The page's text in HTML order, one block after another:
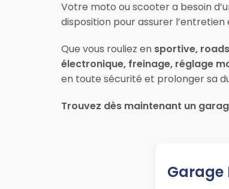
Votre moto ou scooter a besoin
disposition pour assurer
Que vous rouliez en sportive,
électronique, freinage, réglage
en toute sécurité et prolonger sa
Trouvez dès maintenant un
Garage